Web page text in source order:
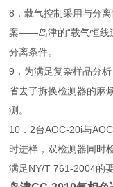
8．载气控制采用与分
案——岛津的“载气恒线
分离条件。
9．为满足复杂样品分
省去了拆换检测器的麻
测。
10．2台AOC-20i与
时进样，双检测器同时
满足NY/T 761-2004的要